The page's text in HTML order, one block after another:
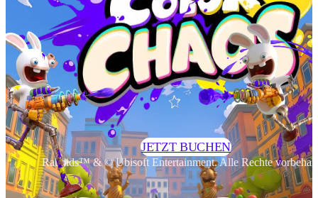
JETZT BUCHEN
Rabbids™ & © Ubisoft Entertainment. Alle Rechte